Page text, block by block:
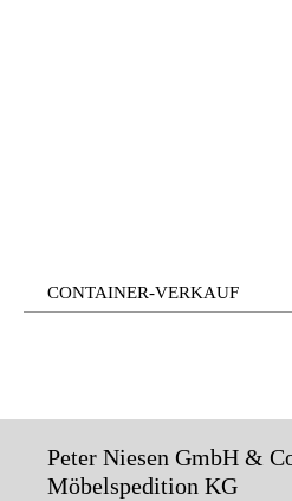
CONTAINER-VERKAUF
Peter Niesen GmbH &
Möbelspedition KG